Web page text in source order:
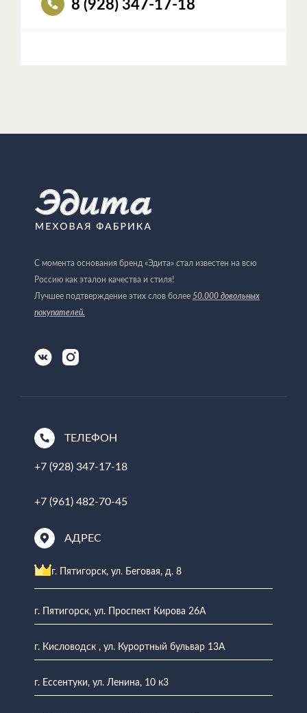
8 (928) 347-17-18
С момента основания бренд «Эдита» стал известен на всю
Россию как эталон качества и стиля!
Лучшее подтверждение этих слов более 50.000 довольных
покупателей.
ТЕЛЕФОН
+7 (928) 347-17-18
+7 (961) 482-70-45
АДРЕС
г. Пятигорск, ул. Беговая, д. 8
г. Пятигорск, ул. Проспект Кирова 26А
г. Кисловодск , ул. Курортный бульвар 13А
г. Ессентуки, ул. Ленина, 10 к3